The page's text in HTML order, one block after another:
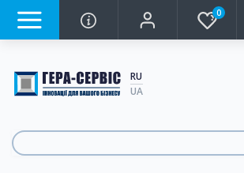
0
RU
UA